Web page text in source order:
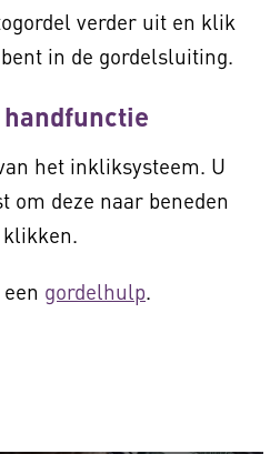
verder uit en klik
in de gordelsluiting.
het inkliksysteem. U
om deze naar beneden
gordelhulp.